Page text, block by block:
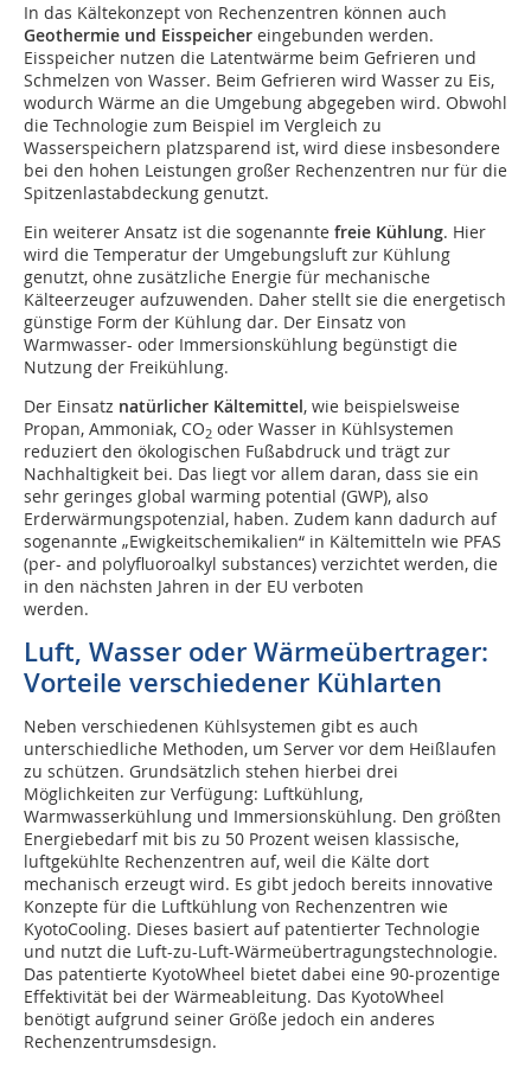
In das Kältekonzept von Rechenzentren können auch
Geothermie und Eisspeicher eingebunden werden.
Eisspeicher nutzen die Latentwärme beim Gefrieren und
Schmelzen von Wasser. Beim Gefrieren wird Wasser zu Eis,
wodurch Wärme an die Umgebung abgegeben wird. Obwohl
die Technologie zum Beispiel im Vergleich zu
Wasserspeichern platzsparend ist, wird diese insbesondere
bei den hohen Leistungen großer Rechenzentren nur für die
Spitzenlastabdeckung genutzt.
Ein weiterer Ansatz ist die sogenannte freie Kühlung. Hier
wird die Temperatur der Umgebungsluft zur Kühlung
genutzt, ohne zusätzliche Energie für mechanische
Kälteerzeuger aufzuwenden. Daher stellt sie die energetisch
günstige Form der Kühlung dar. Der Einsatz von
Warmwasser- oder Immersionskühlung begünstigt die
Nutzung der Freikühlung.
Der Einsatz natürlicher Kältemittel, wie beispielsweise
Propan, Ammoniak, CO2 oder Wasser in Kühlsystemen
reduziert den ökologischen Fußabdruck und trägt zur
Nachhaltigkeit bei. Das liegt vor allem daran, dass sie ein
sehr geringes global warming potential (GWP), also
Erderwärmungspotenzial, haben. Zudem kann dadurch auf
sogenannte „Ewigkeitschemikalien“ in Kältemitteln wie PFAS
(per- and polyfluoroalkyl substances) verzichtet werden, die
in den nächsten Jahren in der EU verboten
werden.
Luft, Wasser oder Wärmeüber­trager:
Vorteile verschiedener Kühlarten
Neben verschiedenen Kühlsystemen gibt es auch
unterschiedliche Methoden, um Server vor dem Heißlaufen
zu schützen. Grundsätzlich stehen hierbei drei
Möglichkeiten zur Verfügung: Luftkühlung,
Warmwasserkühlung und Immersionskühlung. Den größten
Energiebedarf mit bis zu 50 Prozent weisen klassische,
luftgekühlte Rechenzentren auf, weil die Kälte dort
mechanisch erzeugt wird. Es gibt jedoch bereits innovative
Konzepte für die Luftkühlung von Rechenzentren wie
KyotoCooling. Dieses basiert auf patentierter Technologie
und nutzt die Luft-zu-Luft-Wärmeübertragungstechnologie.
Das patentierte KyotoWheel bietet dabei eine 90-prozentige
Effektivität bei der Wärmeableitung. Das KyotoWheel
benötigt aufgrund seiner Größe jedoch ein anderes
Rechenzentrumsdesign.